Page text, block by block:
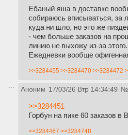
Ебаный яша в доставке
собираюсь вписываться, за
куда ни шло, но это же
- чем больше заказов на
линию не выхожу из-за
Ежедневки вообще
>>3284455 >>3284470 >>3284472
Аноним 17/03/26 Втр 14:34:49 №
>>3284451
Горбун на пике 60 заказов
>>3284467 >>3284748